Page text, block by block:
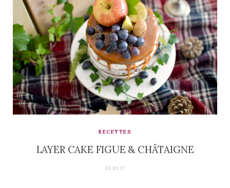
RECETTES
LAYER CAKE FIGUE & CHÂTAIGNE
10.01.17